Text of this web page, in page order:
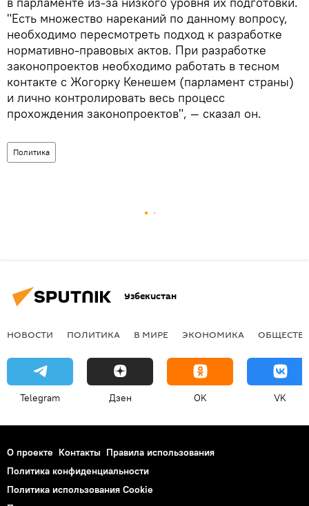
"Есть множество нареканий по данному вопросу,
необходимо пересмотреть подход к разработке
нормативно-правовых актов. При разработке
законопроектов необходимо работать в тесном
контакте с Жогорку Кенешем (парламент страны)
и лично контролировать весь процесс
прохождения законопроектов", — сказал он.
Политика
Узбекистан
НОВОСТИ ПОЛИТИКА В МИРЕ ЭКОНОМИКА
Telegram Дзен OK VK
О проекте Контакты Правила использования
Политика конфиденциальности
Политика использования Cookie